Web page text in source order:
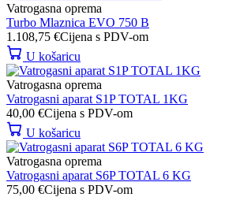
Vatrogasna oprema
Turbo Mlaznica EVO 750 B
1.108,75 €Cijena s PDV-om
U košaricu
Vatrogasna oprema
Vatrogasni aparat S1P TOTAL 1KG
40,00 €Cijena s PDV-om
U košaricu
Vatrogasna oprema
Vatrogasni aparat S6P TOTAL 6 KG
75,00 €Cijena s PDV-om